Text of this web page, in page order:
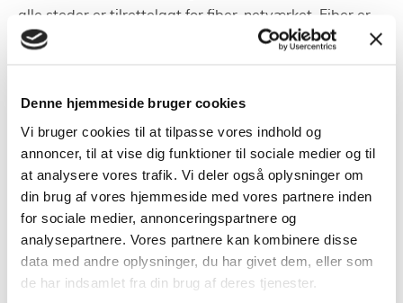
Denne hjemmeside bruger cookies
Vi bruger cookies til at tilpasse vores indhold og
annoncer, til at vise dig funktioner til sociale medier og til
at analysere vores trafik. Vi deler også oplysninger om
din brug af vores hjemmeside med vores partnere inden
for sociale medier, annonceringspartnere og
analysepartnere. Vores partnere kan kombinere disse
data med andre oplysninger, du har givet dem, eller som
de har indsamlet fra din brug af deres tjenester.
alle steder er tilrettelagt for fiber-netværket. Fiber er
nok mest for dig, som er optaget af ydelse over pris.
Bredbånd via satellit er internet via parabol.
Udbyderne har dækning der, hvor du kan få ind TV-
signaler. Som i praksis er næsten hvor som helst.
Dette kan altså være et godt alternativ i områder,
hvor der er dårlig mobil dækning eller ikke er adgang
til fiber-net.